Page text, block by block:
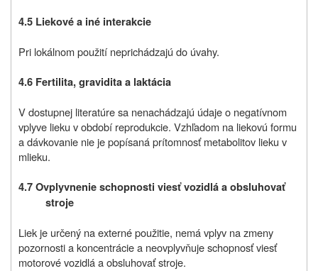
4.5 Liekové a iné interakcie
Pri lokálnom použití neprichádzajú do úvahy.
4.6 Fertilita, gravidita a laktácia
V dostupnej literatúre sa nenachádzajú údaje o negatívnom
vplyve lieku v období reprodukcie. Vzhľadom na liekovú formu
a dávkovanie nie je popísaná prítomnosť metabolitov lieku v
mlieku.
4.7 Ovplyvnenie schopnosti viesť vozidlá a obsluhovať
stroje
Liek je určený na externé použitie, nemá vplyv na zmeny
pozornosti a koncentrácie a neovplyvňuje schopnosť viesť
motorové vozidlá a obsluhovať stroje.